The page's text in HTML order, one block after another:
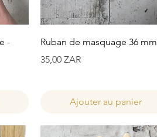
-
Aperçu rapide
Ruban de masquage 36 mm
Prix
35,00 ZAR
Ajouter au panier